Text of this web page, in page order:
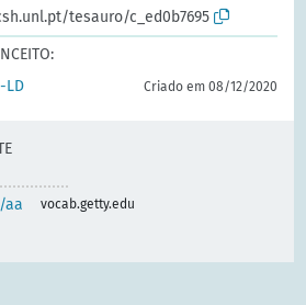
tesauro/c_ed0b7695
LD Criado em 08/12/2020
aa
vocab.getty.edu